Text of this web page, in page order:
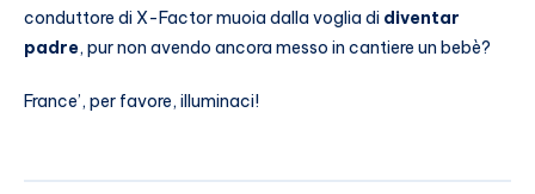
conduttore di X-Factor muoia dalla voglia di diventar
padre, pur non avendo ancora messo in cantiere un bebè?
France’, per favore, illuminaci!